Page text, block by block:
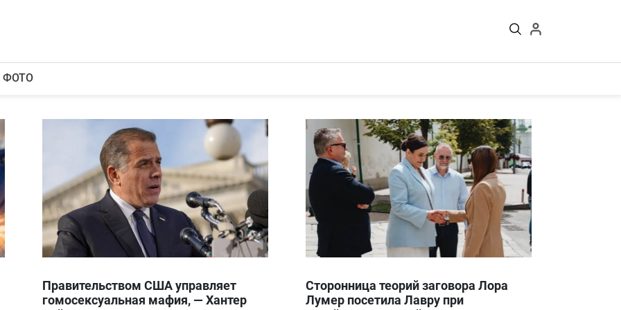
ФОТО
Правительством США управляет
гомосексуальная мафия, — Хантер
Сторонница теорий заговора Лора
Лумер посетила Лавру при